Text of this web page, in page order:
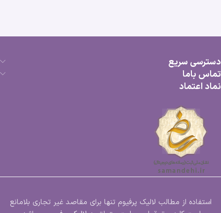
دسترسی سریع
تماس باما
نماد اعتماد
استفاده از مطالب لالیک پرفیوم تنها برای مقاصد غیر تجاری بلامانع